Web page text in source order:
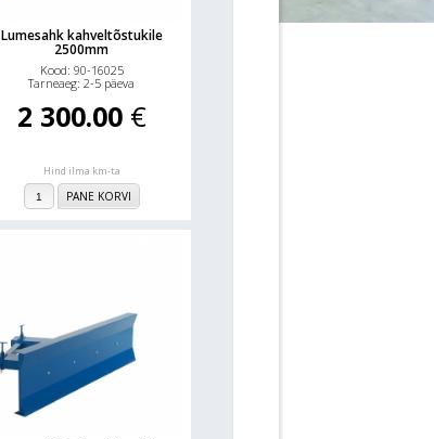
Lumesahk kahveltõstukile
2500mm
Kood: 90-16025
Tarneaeg: 2-5 päeva
2 300.00 €
Hind ilma km-ta
PANE KORVI